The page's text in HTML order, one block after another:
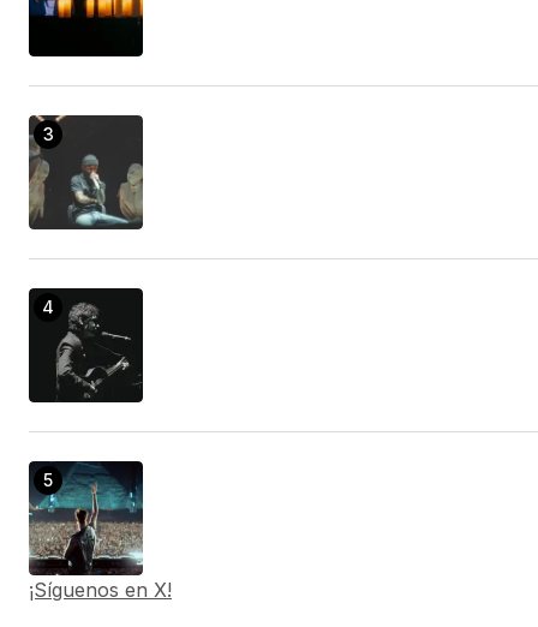
¡Síguenos en X!